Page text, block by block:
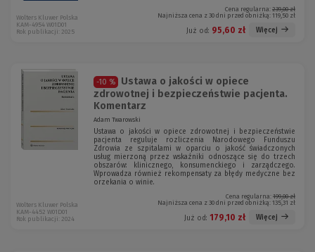
Cena regularna: 239,00 zł
Najniższa cena z 30 dni przed obniżką: 119,50 zł
Już od: 95,60 zł Więcej
Wolters Kluwer Polska
KAM-4954 W01D01
Rok publikacji: 2025
-10 %
Ustawa o jakości w opiece
zdrowotnej i bezpieczeństwie pacjenta.
Komentarz
Adam Twarowski
Ustawa o jakości w opiece zdrowotnej i bezpieczeństwie
pacjenta reguluje rozliczenia Narodowego Funduszu
Zdrowia ze szpitalami w oparciu o jakość świadczonych
usług mierzoną przez wskaźniki odnoszące się do trzech
obszarów: klinicznego, konsumenckiego i zarządczego.
Wprowadza również rekompensaty za błędy medyczne bez
orzekania o winie.
Cena regularna: 199,00 zł
Najniższa cena z 30 dni przed obniżką: 135,31 zł
Już od: 179,10 zł Więcej
Wolters Kluwer Polska
KAM-4452 W01D01
Rok publikacji: 2024